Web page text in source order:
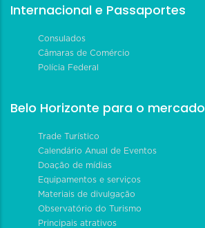
Internacional e Passaportes
Consulados
Câmaras de Comércio
Polícia Federal
Belo Horizonte para o mercado
Trade Turístico
Calendário Anual de Eventos
Doação de mídias
Equipamentos e serviços
Materiais de divulgação
Observatório do Turismo
Principais atrativos